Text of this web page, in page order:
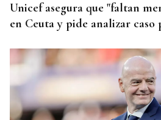
Unicef asegura que "faltan
en Ceuta y pide analizar caso